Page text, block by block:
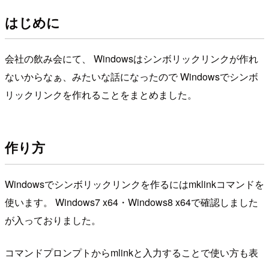
はじめに
会社の飲み会にて、 Windowsはシンボリックリンクが作れ
ないからなぁ、みたいな話になったので Windowsでシンボ
リックリンクを作れることをまとめました。
作り方
Windowsでシンボリックリンクを作るにはmklinkコマンドを
使います。 Windows7 x64・Windows8 x64で確認しました
が入っておりました。
コマンドプロンプトからmlinkと入力することで使い方も表